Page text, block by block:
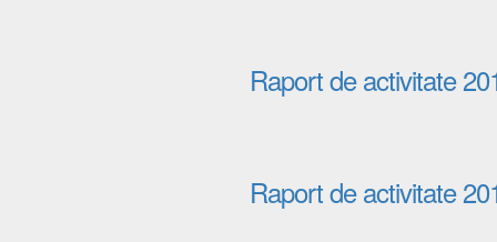
Raport de activitate
Raport de activitate